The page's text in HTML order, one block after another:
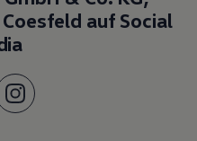
auf Social